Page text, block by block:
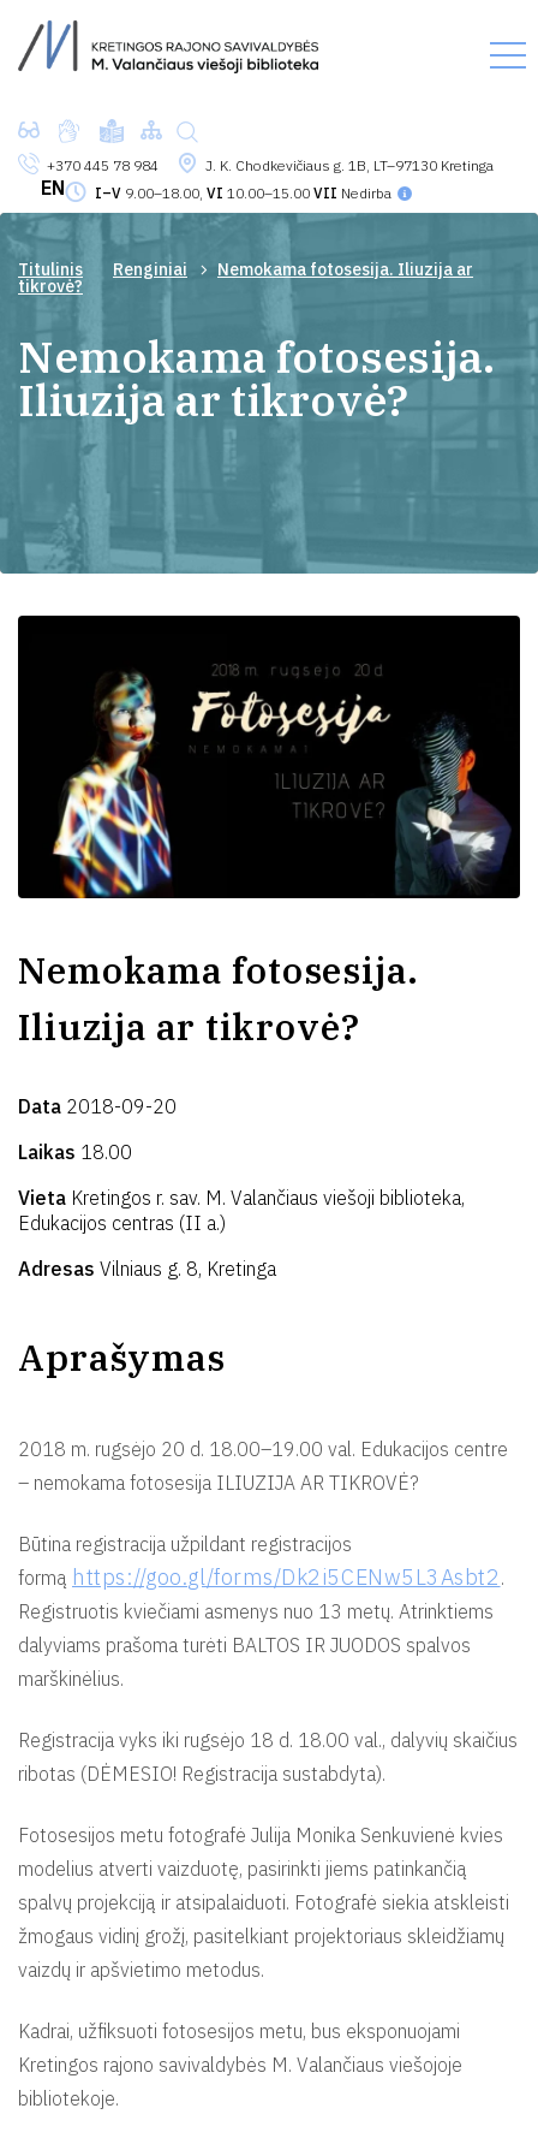
+370 445 78 984
J. K. Chodkevičiaus g. 1B, LT–97130 Kretinga
I–V 9.00–18.00, VI 10.00–15.00 VII Nedirba
EN
Titulinis Renginiai Nemokama fotosesija. Iliuzija ar
tikrovė?
Nemokama fotosesija.
Iliuzija ar tikrovė?
Nemokama fotosesija.
Iliuzija ar tikrovė?
Data 2018-09-20
Laikas 18.00
Vieta Kretingos r. sav. M. Valančiaus viešoji biblioteka,
Edukacijos centras (II a.)
Adresas Vilniaus g. 8, Kretinga
Aprašymas
2018 m. rugsėjo 20 d. 18.00–19.00 val. Edukacijos centre
– nemokama fotosesija ILIUZIJA AR TIKROVĖ?
Būtina registracija užpildant registracijos
formą https://goo.gl/forms/Dk2i5CENw5L3Asbt2 .
Registruotis kviečiami asmenys nuo 13 metų. Atrinktiems
dalyviams prašoma turėti BALTOS IR JUODOS spalvos
marškinėlius.
Registracija vyks iki rugsėjo 18 d. 18.00 val., dalyvių skaičius
ribotas (DĖMESIO! Registracija sustabdyta).
Fotosesijos metu fotografė Julija Monika Senkuvienė kvies
modelius atverti vaizduotę, pasirinkti jiems patinkančią
spalvų projekciją ir atsipalaiduoti. Fotografė siekia atskleisti
žmogaus vidinį grožį, pasitelkiant projektoriaus skleidžiamų
vaizdų ir apšvietimo metodus.
Kadrai, užfiksuoti fotosesijos metu, bus eksponuojami
Kretingos rajono savivaldybės M. Valančiaus viešojoje
bibliotekoje.